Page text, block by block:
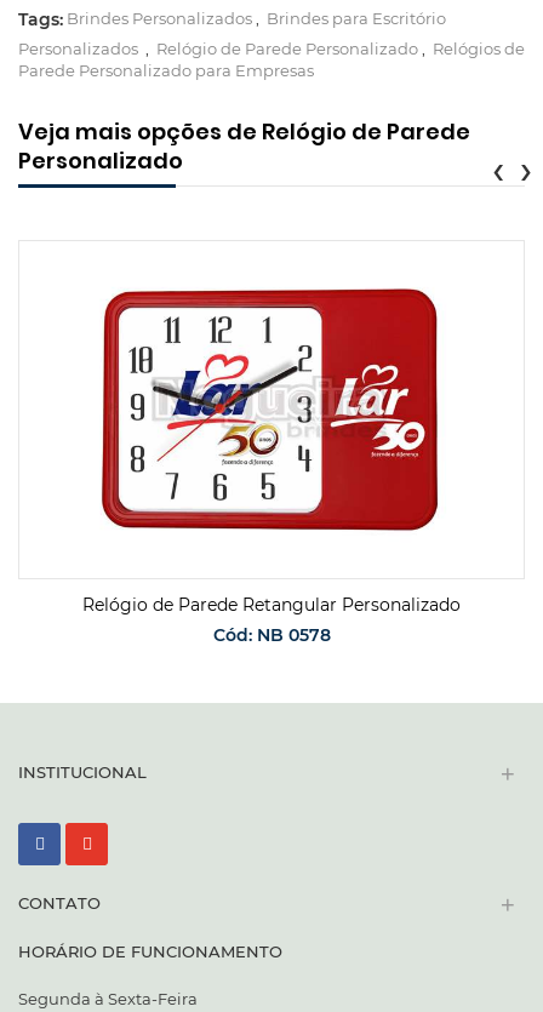
Tags: Brindes Personalizados
Brindes para Escritório
Personalizados
Relógio de Parede Personalizado
Relógios de
Parede Personalizado para Empresas
Veja mais opções de Relógio de Parede
Personalizado
Relógio de Parede Retangular Personalizado
Cód: NB 0578
SOLICITAR ORÇAMENTO
‹ ›
INSTITUCIONAL +
CONTATO +
HORÁRIO DE FUNCIONAMENTO
Segunda à Sexta-Feira